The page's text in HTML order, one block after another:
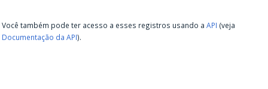
Você também pode ter acesso a esses registros usando a API (veja
Documentação da API).